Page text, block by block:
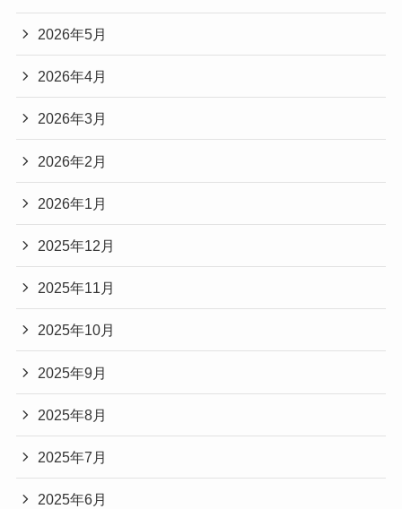
2026年5月
2026年4月
2026年3月
2026年2月
2026年1月
2025年12月
2025年11月
2025年10月
2025年9月
2025年8月
2025年7月
2025年6月